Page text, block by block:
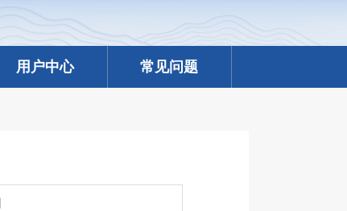
用户中心 常见问题